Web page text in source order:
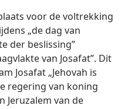
voor de voltrekking
„de dag van
der beslissing”
van Josafat”. Dit
Josafat „Jehovah is
regering van koning
Jeruzalem van de